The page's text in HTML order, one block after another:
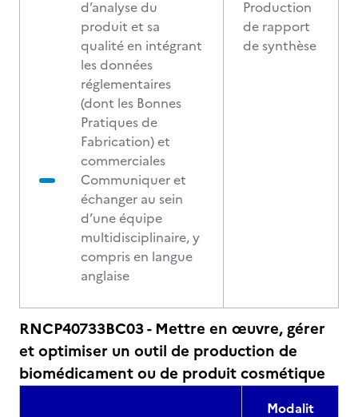
d’analyse du
produit et sa
qualité en intégrant
les données
réglementaires
(dont les Bonnes
Pratiques de
Fabrication) et
commerciales
Communiquer et
échanger au sein
d’une équipe
multidisciplinaire, y
compris en langue
anglaise
Production
de rapport
de synthèse
RNCP40733BC03 - Mettre en œuvre, gérer
et optimiser un outil de production de
biomédicament ou de produit cosmétique
Modalit